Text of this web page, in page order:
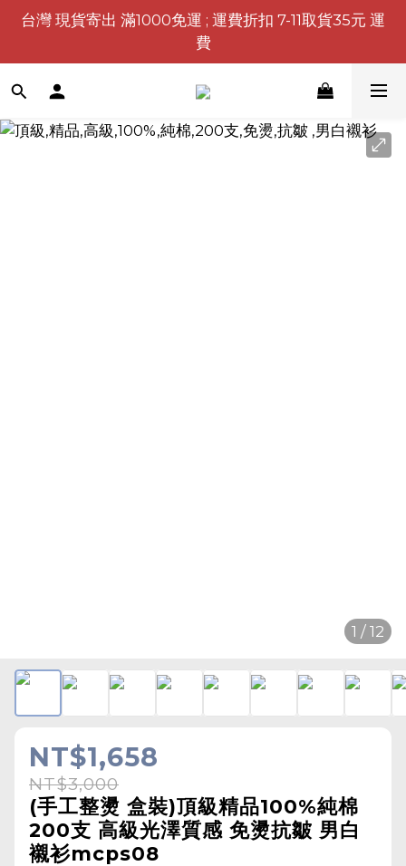
台灣 現貨寄出 滿1000免運 ; 運費折扣 7-11取貨35元 運
費
1 / 12
NT$1,658
NT$3,000
(手工整燙 盒裝)頂級精品100%純棉
200支 高級光澤質感 免燙抗皺 男白
襯衫mcps08